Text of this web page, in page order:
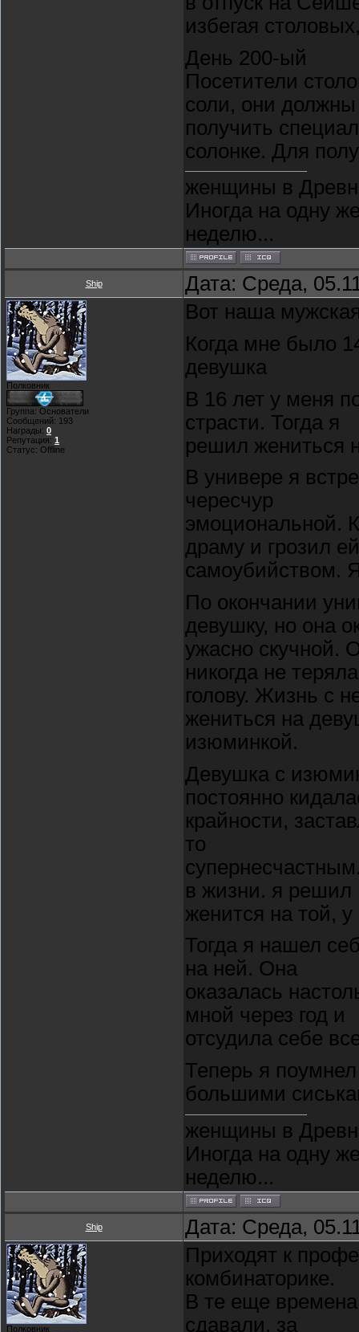
избегая
День 200-ый
Посетители
соли, они должны
получить
солонке. Для
женщины в
Иногда на одну
неделю...
Ship Дата: Среда,
Полковник
Группа: Основатели
Сообщений: 193
Награды: 0
Репутация: 1
Статус: Offline
Вот наша
Когда мне было
девушка
В 16 лет у меня
страсти. Тогда я
решил жениться
В универе я
чересчур
эмоциональной.
драму и грозил ей
самоубийством.
По окончании
девушку, но она
ужасно скучной.
никогда не теряла
голову. Жизнь с
жениться на
изюминкой.
Девушка с
постоянно
крайности,
то
в жизни. я решил
женится на той,
Тогда я нашел
на ней. Она
оказалась
мной через год и
отсудила себе
Теперь я
большими
женщины в
Иногда на одну
неделю...
Ship Дата: Среда,
Полковник
Приходят к
комбинаторике.
В те еще
сдавали, за